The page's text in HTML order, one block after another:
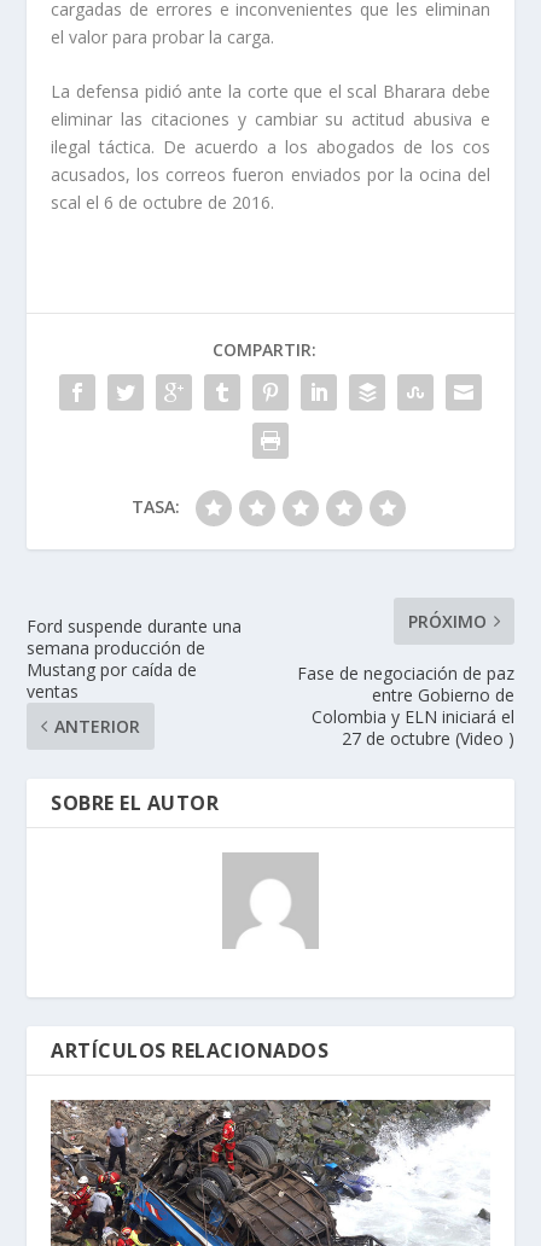
cargadas de errores e inconvenientes que les eliminan
el valor para probar la carga.
La defensa pidió ante la corte que el fiscal Bharara debe
eliminar las citaciones y cambiar su actitud abusiva e
ilegal táctica. De acuerdo a los abogados de los cos
acusados, los correos fueron enviados por la oficina del
fiscal el 6 de octubre de 2016.
COMPARTIR:
TASA:
Ford suspende durante una
semana producción de
Mustang por caída de
ventas
ANTERIOR
PRÓXIMO
Fase de negociación de paz
entre Gobierno de
Colombia y ELN iniciará el
27 de octubre (Video )
SOBRE EL AUTOR
ARTÍCULOS RELACIONADOS